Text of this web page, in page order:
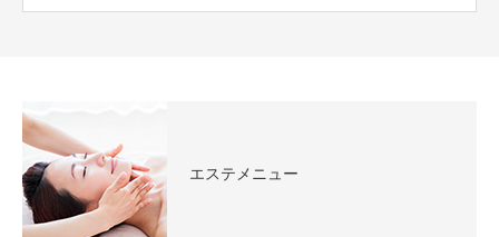
エステメニュー